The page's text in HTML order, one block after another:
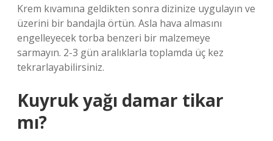
Krem kıvamına geldikten sonra dizinize uygulayın ve
üzerini bir bandajla örtün. Asla hava almasını
engelleyecek torba benzeri bir malzemeye
sarmayın. 2-3 gün aralıklarla toplamda üç kez
tekrarlayabilirsiniz.
Kuyruk yağı damar tikar
mı?